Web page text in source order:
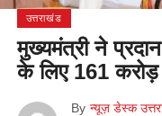
उत्तराखंड
मुख्यमंत्री ने
के लिए 161 करोड़
By न्यूज़ डेस्क